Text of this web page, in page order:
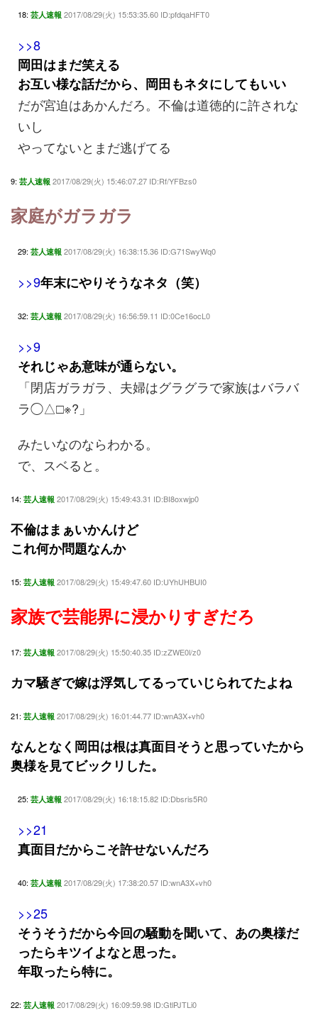
18: 芸人速報 2017/08/29(火) 15:53:35.60 ID:pfdqaHFT0
>>8
岡田はまだ笑える
お互い様な話だから、岡田もネタにしてもいい
だが宮迫はあかんだろ。不倫は道徳的に許されな
いし
やってないとまだ逃げてる
9: 芸人速報 2017/08/29(火) 15:46:07.27 ID:Rf/YFBzs0
家庭がガラガラ
29: 芸人速報 2017/08/29(火) 16:38:15.36 ID:G71SwyWq0
>>9年末にやりそうなネタ（笑）
32: 芸人速報 2017/08/29(火) 16:56:59.11 ID:0Ce16ocL0
>>9
それじゃあ意味が通らない。
「閉店ガラガラ、夫婦はグラグラで家族はバラバ
ラ◯△□※?」
みたいなのならわかる。
で、スベると。
14: 芸人速報 2017/08/29(火) 15:49:43.31 ID:BI8oxwjp0
不倫はまぁいかんけど
これ何か問題なんか
15: 芸人速報 2017/08/29(火) 15:49:47.60 ID:UYhUHBUI0
家族で芸能界に浸かりすぎだろ
17: 芸人速報 2017/08/29(火) 15:50:40.35 ID:zZWE0l/z0
カマ騒ぎで嫁は浮気してるっていじられてたよね
21: 芸人速報 2017/08/29(火) 16:01:44.77 ID:wnA3X+vh0
なんとなく岡田は根は真面目そうと思っていたから
奥様を見てビックリした。
25: 芸人速報 2017/08/29(火) 16:18:15.82 ID:Dbsris5R0
>>21
真面目だからこそ許せないんだろ
40: 芸人速報 2017/08/29(火) 17:38:20.57 ID:wnA3X+vh0
>>25
そうそうだから今回の騒動を聞いて、あの奥様だ
ったらキツイよなと思った。
年取ったら特に。
22: 芸人速報 2017/08/29(火) 16:09:59.98 ID:GtlPJTLi0